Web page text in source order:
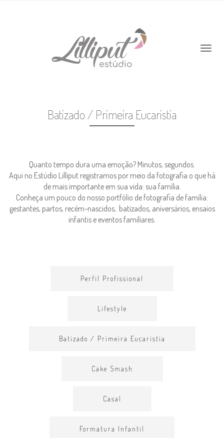
Batizado / Primeira Eucaristia
Quanto tempo dura uma emoção? Minutos, segundos.
Aqui no Estúdio Lilliput registramos por meio da fotografia o que há
de mais importante em sua vida: sua família.
Conheça um pouco do nosso portfólio de fotografia de família:
gestantes, partos, recém-nascidos, batizados, aniversários, ensaios
infantis e eventos familiares.
Perfil Profissional
Lifestyle
Batizado / Primeira Eucaristia
Cake Smash
Casal
Formatura Infantil